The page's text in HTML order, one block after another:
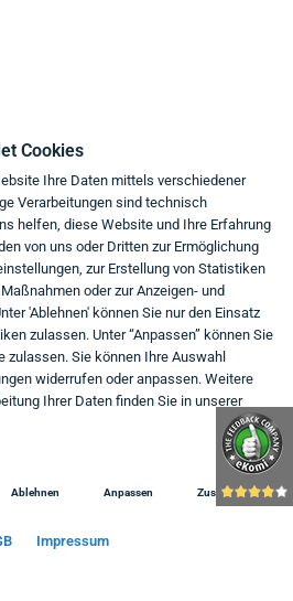
Uhr
Cookies
Ihre Daten mittels verschiedener
Verarbeitungen sind technisch
helfen, diese Website und Ihre Erfahrung
von uns oder Dritten zur Ermöglichung
zur Erstellung von Statistiken
oder zur Anzeigen- und
'Ablehnen' können Sie nur den Einsatz
zulassen. Unter “Anpassen” können Sie
Sie können Ihre Auswahl
widerrufen oder anpassen. Weitere
Ihrer Daten finden Sie in unserer
Ablehnen Anpassen Zustimmen
Impressum